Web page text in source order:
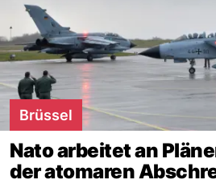
Brüssel
Nato arbeitet an
der atomaren